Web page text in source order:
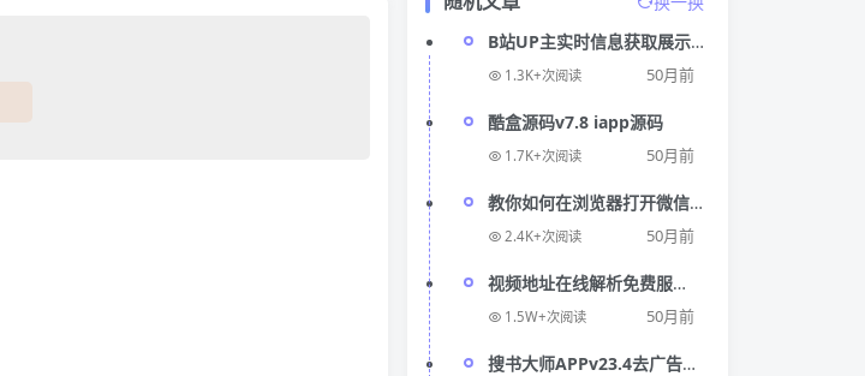
B站UP主实时信息获取展示
php源码
1.3K+次阅读 50月前
酷盒源码v7.8 iapp源码
1.7K+次阅读 50月前
教你如何在浏览器打开微信
链接2.4K+次阅读 50月前
视频地址在线解析免费服
务，Parsevideo
1.5W+次阅读 50月前
搜书大师APPv23.4去广告版